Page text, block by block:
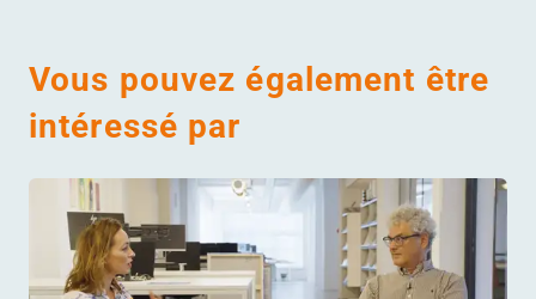
Vous pouvez également être
intéressé par